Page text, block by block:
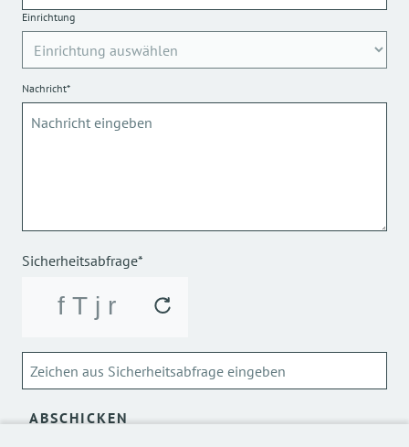
Einrichtung
Nachricht*
Sicherheitsabfrage*
ABSCHICKEN